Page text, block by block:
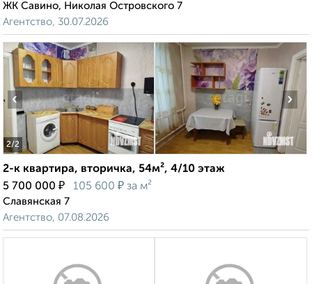
ЖК Савино, Николая Островского 7
Агентство, 30.07.2026
2/2
‹ ›
2-к квартира, вторичка, 54м², 4/10 этаж
5 700 000 ₽ 105 600 ₽ за м²
Славянская 7
Агентство, 07.08.2026